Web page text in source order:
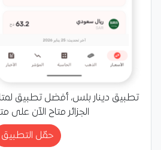
تطبيق دينار بلس، أفضل تطبيق
الجزائر متاح الآن على
حمّل التطبيق